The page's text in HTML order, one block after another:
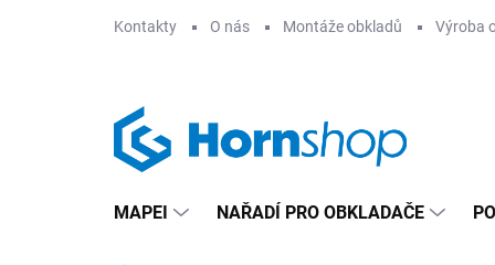
Kontakty O nás Montáže obkladů Výroba
MAPEI NAŘADÍ PRO OBKLADAČE